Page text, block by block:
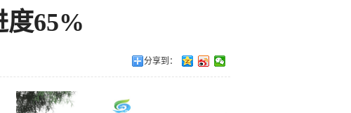
65%
分享到：